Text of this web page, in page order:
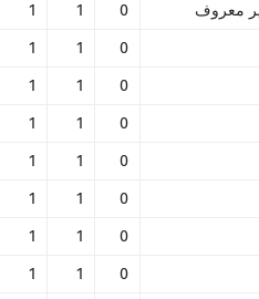
معروف
0
1
1
0
1
1
0
1
1
0
1
1
0
1
1
0
1
1
0
1
1
0
1
1